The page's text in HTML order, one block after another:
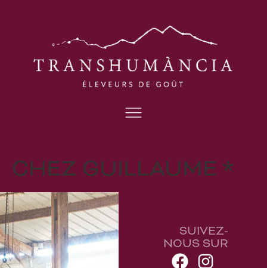
CHEZ GUILLAUME *
SUIVEZ-
NOUS SUR